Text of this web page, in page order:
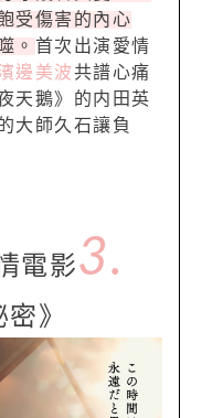
受傷害的內心
。 首次出演愛情
邊美波共譜心痛
天鵝》的内田英
大師久石讓負
電影3.
》